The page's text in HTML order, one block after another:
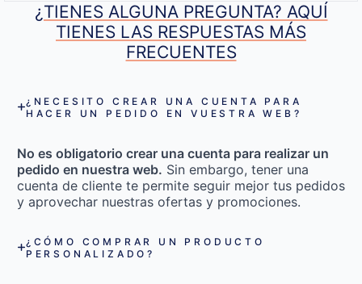
¿TIENES ALGUNA PREGUNTA? AQUÍ
TIENES LAS RESPUESTAS MÁS
FRECUENTES
¿NECESITO CREAR UNA CUENTA PARA
HACER UN PEDIDO EN VUESTRA WEB?
No es obligatorio crear una cuenta para realizar un
pedido en nuestra web. Sin embargo, tener una
cuenta de cliente te permite seguir mejor tus pedidos
y aprovechar nuestras ofertas y promociones.
¿CÓMO COMPRAR UN PRODUCTO
PERSONALIZADO?